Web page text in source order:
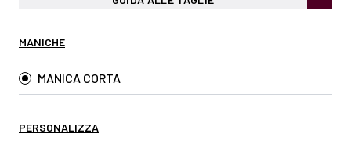
MANICHE
MANICA CORTA
PERSONALIZZA